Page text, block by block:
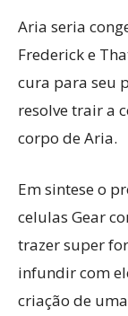
Aria seria
Frederick e
cura para seu
resolve trair a
corpo de Aria.
Em sintese o
celulas Gear
trazer super
infundir com
criação de